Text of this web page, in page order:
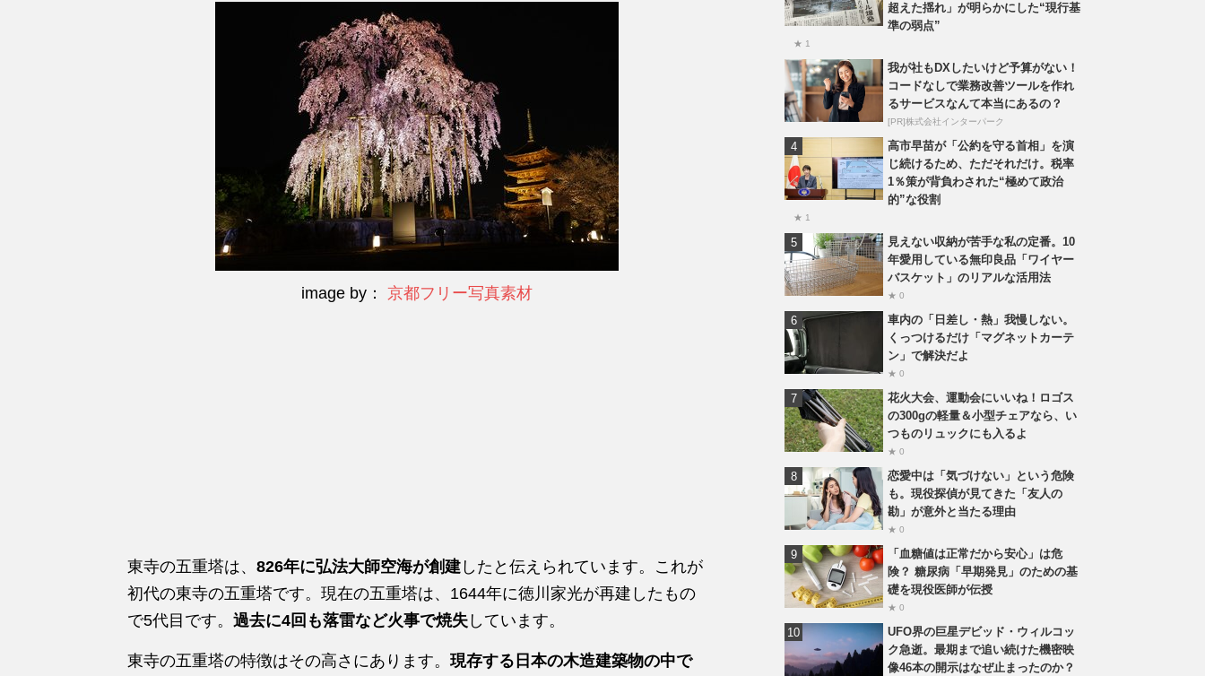
image by：京都フリー写真素材
東寺の五重塔は、 826年に弘法大師空海が創建 したと伝えられています。これが
初代の東寺の五重塔です。現在の五重塔は、1644年に徳川家光が再建したもの
で5代目です。 過去に4回も落雷など火事で焼失 しています。
東寺の五重塔の特徴はその高さにあります。 現存する日本の木造建築物の中で
超えた揺れ」が明らかにした“現行基
準の弱点”
★ 1
我が社もDXしたいけど予算がない！
コードなしで業務改善ツールを作れ
るサービスなんて本当にあるの？
[PR]株式会社インターパーク
高市早苗が「公約を守る首相」を演
じ続けるため、ただそれだけ。税率
1％策が背負わされた“極めて政治
的”な役割
★ 1
見えない収納が苦手な私の定番。10
年愛用している無印良品「ワイヤー
バスケット」のリアルな活用法
★ 0
車内の「日差し・熱」我慢しない。
くっつけるだけ「マグネットカーテ
ン」で解決だよ
★ 0
花火大会、運動会にいいね！ロゴス
の300gの軽量＆小型チェアなら、い
つものリュックにも入るよ
★ 0
恋愛中は「気づけない」という危険
も。現役探偵が見てきた「友人の
勘」が意外と当たる理由
★ 0
「血糖値は正常だから安心」は危
険？ 糖尿病「早期発見」のための基
礎を現役医師が伝授
★ 0
UFO界の巨星デビッド・ウィルコッ
ク急逝。最期まで追い続けた機密映
像46本の開示はなぜ止まったのか？